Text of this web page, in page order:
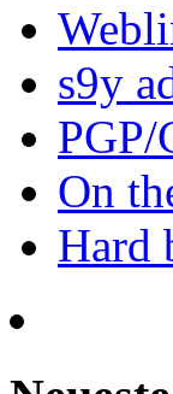
s9y
PGP/
On
Hard